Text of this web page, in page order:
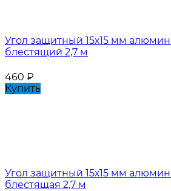
Угол защитный 15х15 мм
блестящий 2,7 м
460 ₽
Купить
Угол защитный 15х15 мм
блестящая 2,7 м